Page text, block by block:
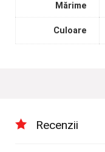
Mărime
Culoare
Recenzii